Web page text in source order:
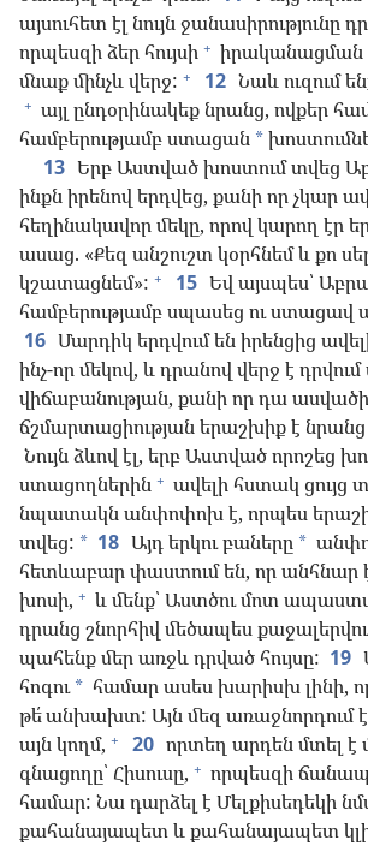
այսուհետ էլ նույն ջանասիրությունը
որպեսզի ձեր հույսի + իրականացման
մնաք մինչև վերջ: + 12 Նաև ուզում
+ այլ ընդօրինակեք նրանց, ովքեր
համբերությամբ ստացան *
13 Երբ Աստված խոստում տվեց
ինքն իրենով երդվեց, քանի որ չկար
հեղինակավոր մեկը, որով կարող էր
ասաց. «Քեզ անշուշտ կօրհնեմ և քո
կշատացնեմ»: + 15 Եվ այսպես՝
համբերությամբ սպասեց ու ստացավ
16 Մարդիկ երդվում են իրենցից
ինչ-որ մեկով, և դրանով վերջ է
վիճաբանության, քանի որ դա ասվածի
ճշմարտացիության երաշխիք է
Նույն ձևով էլ, երբ Աստված որոշեց
ստացողներին + ավելի հստակ ցույց
նպատակն անփոփոխ է, որպես
տվեց: * 18 Այդ երկու բաները *
հետևաբար փաստում են, որ անհնար
խոսի, + և մենք՝ Աստծու մոտ
դրանց շնորհիվ մեծապես
պահենք մեր առջև դրված հույսը: 19
հոգու * համար ասես խարիսխ լինի,
թե՛ անխախտ: Այն մեզ առաջնորդում
այն կողմ, + 20 որտեղ արդեն մտել է
գնացողը՝ Հիսուսը, + որպեսզի
համար: Նա դարձել է Մելքիսեդեկի
քահանայապետ և քահանայապետ